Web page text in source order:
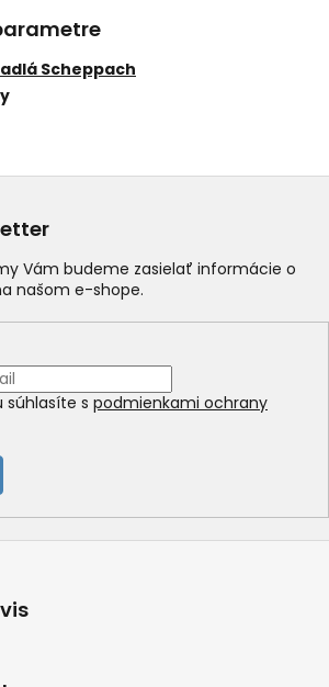
Scheppach
Vám budeme zasielať informácie o
našom e-shope.
s podmienkami ochrany